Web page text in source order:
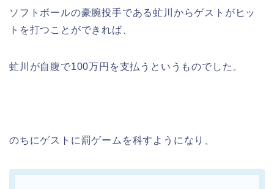
ソフトボールの豪腕投手である虻川からゲストがヒッ
トを打つことができれば、
虻川が自腹で100万円を支払うというものでした。
のちにゲストに罰ゲームを科すようになり、